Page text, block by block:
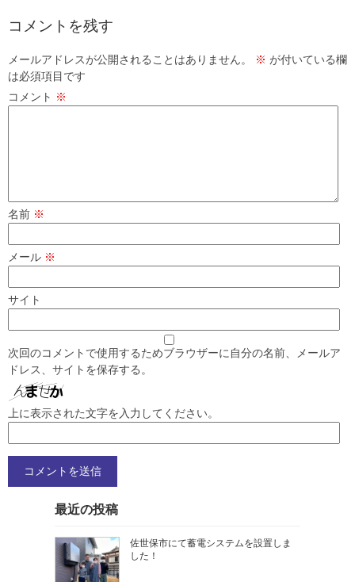
コメントを残す
メールアドレスが公開されることはありません。 ※ が付いている欄
は必須項目です
コメント ※
名前 ※
メール ※
サイト
次回のコメントで使用するためブラウザーに自分の名前、メールア
ドレス、サイトを保存する。
上に表示された文字を入力してください。
最近の投稿
佐世保市にて蓄電システムを設置しま
した！